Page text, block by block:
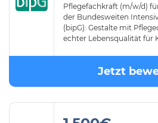
Pflegefachkraft (m/w/d)
der Bundesweiten
(bipG): Gestalte mit
echter Lebensqualität für
Jetzt